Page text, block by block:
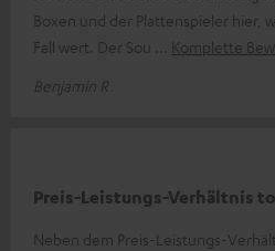
Boxen und der Plattenspieler hier,
Fall wert. Der Sou
Komplette
Benjamin R.
Preis-Leistungs-Verhältnis
Neben dem Preis-Leistungs-